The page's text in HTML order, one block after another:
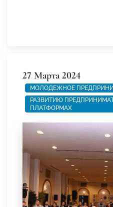
27 Марта 2024
МОЛОДЕЖНОЕ
РАЗВИТИЮ
ПЛАТФОРМАХ